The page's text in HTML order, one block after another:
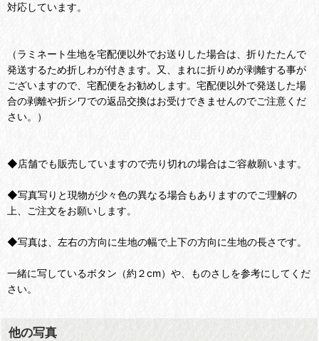
対応しています。
（ラミネート生地を宅配便以外でお送りした場合は、折りたたんで
発送するため折しわが付きます。又、まれに折りめが剥離する事が
ございますので、宅配便をお勧めします。宅配便以外で発送した場
合の剥離や折シワでの返品交換はお受けできませんのでご注意くだ
さい。）
◆店舗でも販売していますので売り切れの場合はご容赦願います。
◆写真写りと現物が少々色の異なる場合もありますのでご理解の
上、ご注文をお願いします。
◆写真は、左右の方向に生地の幅で上下の方向に生地の長さです。
一緒に写しているボタン（約２cm）や、ものさしを参考にしてくだ
さい。
他の写真